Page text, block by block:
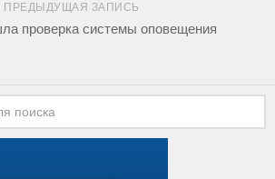
ПРЕДЫДУЩАЯ ЗАПИСЬ
проверка системы оповещения